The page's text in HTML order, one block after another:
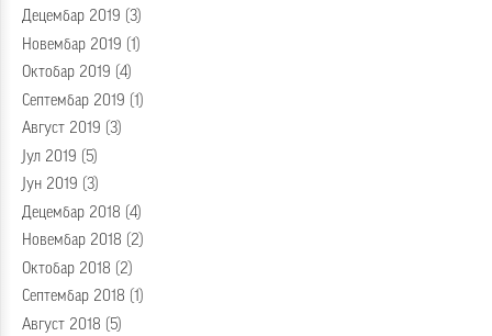
Децембар 2019 (3)
Новембар 2019 (1)
Октобар 2019 (4)
Септембар 2019 (1)
Август 2019 (3)
Јул 2019 (5)
Јун 2019 (3)
Децембар 2018 (4)
Новембар 2018 (2)
Октобар 2018 (2)
Септембар 2018 (1)
Август 2018 (5)